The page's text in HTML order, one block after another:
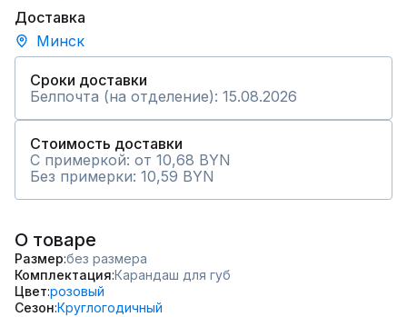
Доставка
Минск
Сроки доставки
Белпочта (на отделение): 15.08.2026
Стоимость доставки
С примеркой: от 10,68 BYN
Без примерки: 10,59 BYN
О товаре
Размер без размера
Комплектация Карандаш для губ
Цвет розовый
Сезон Круглогодичный